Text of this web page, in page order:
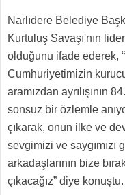
Narlıdere Belediye
Kurtuluş Savaşı'nın
olduğunu ifade ederek,
Cumhuriyetimizin
aramızdan ayrılışının
sonsuz bir özlemle
çıkarak, onun ilke ve
sevgimizi ve saygımızı
arkadaşlarının bize
çıkacağız” diye konuştu.